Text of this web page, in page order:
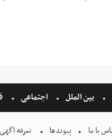
بین الملل اجتماعی
با ما پیوندها تعرفه اگهی